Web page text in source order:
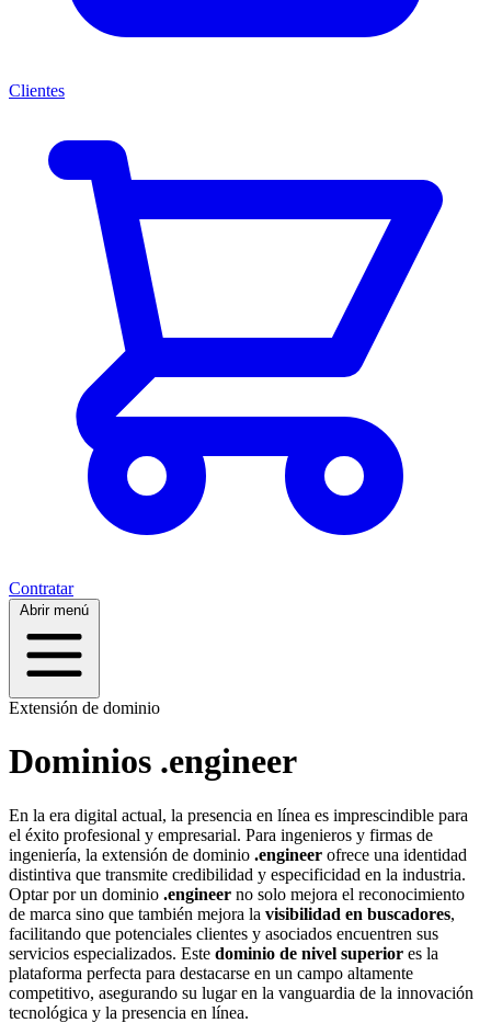
Clientes
Contratar
Abrir menú
Extensión de dominio
Dominios .engineer
En la era digital actual, la presencia en línea es imprescindible para
el éxito profesional y empresarial. Para ingenieros y firmas de
ingeniería, la extensión de dominio .engineer ofrece una identidad
distintiva que transmite credibilidad y especificidad en la industria.
Optar por un dominio .engineer no solo mejora el reconocimiento
de marca sino que también mejora la visibilidad en buscadores,
facilitando que potenciales clientes y asociados encuentren sus
servicios especializados. Este dominio de nivel superior es la
plataforma perfecta para destacarse en un campo altamente
competitivo, asegurando su lugar en la vanguardia de la innovación
tecnológica y la presencia en línea.